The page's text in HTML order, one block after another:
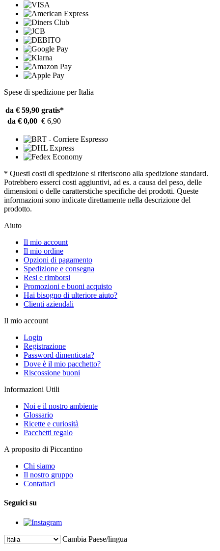
Spese di spedizione per Italia
da € 59,90 gratis*
da € 0,00 € 6,90
* Questi costi di spedizione si riferiscono alla spedizione standard.
Potrebbero esserci costi aggiuntivi, ad es. a causa del peso, delle
dimensioni o delle caratterstiche specifiche dei prodotti. Queste
informazioni sono indicate direttamente nella descrizione del
prodotto.
Aiuto
Il mio account
Il mio ordine
Opzioni di pagamento
Spedizione e consegna
Resi e rimborsi
Promozioni e buoni acquisto
Hai bisogno di ulteriore aiuto?
Clienti aziendali
Il mio account
Login
Registrazione
Password dimenticata?
Dove è il mio pacchetto?
Riscossione buoni
Informazioni Utili
Noi e il nostro ambiente
Glossario
Ricette e curiosità
Pacchetti regalo
A proposito di Piccantino
Chi siamo
Il nostro gruppo
Contattaci
Seguici su
Cambia Paese/lingua